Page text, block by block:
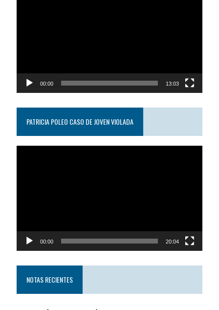
00:00 13:03
PATRICIA POLEO CASO DE JOVEN VIOLADA
00:00 20:04
NOTAS RECIENTES